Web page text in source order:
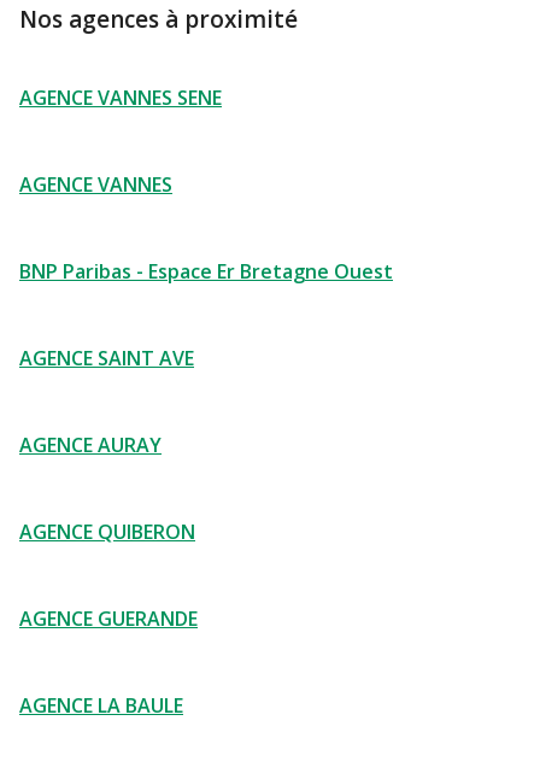
Nos agences à proximité
AGENCE VANNES SENE
AGENCE VANNES
BNP Paribas - Espace Er Bretagne Ouest
AGENCE SAINT AVE
AGENCE AURAY
AGENCE QUIBERON
AGENCE GUERANDE
AGENCE LA BAULE